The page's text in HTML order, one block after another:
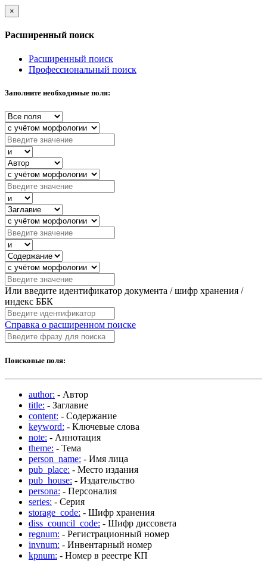
×
Расширенный поиск
Расширенный поиск
Профессиональный поиск
Заполните необходимые поля:
Или введите идентификатор документа / шифр хранения /
индекс ББК
Справка о расширенном поиске
Поисковые поля:
author: - Автор
title: - Заглавие
content: - Содержание
keyword: - Ключевые слова
note: - Аннотация
theme: - Тема
person_name: - Имя лица
pub_place: - Место издания
pub_house: - Издательство
persona: - Персоналия
series: - Серия
storage_code: - Шифр хранения
diss_council_code: - Шифр диссовета
regnum: - Регистрационный номер
invnum: - Инвентарный номер
kpnum: - Номер в реестре КП